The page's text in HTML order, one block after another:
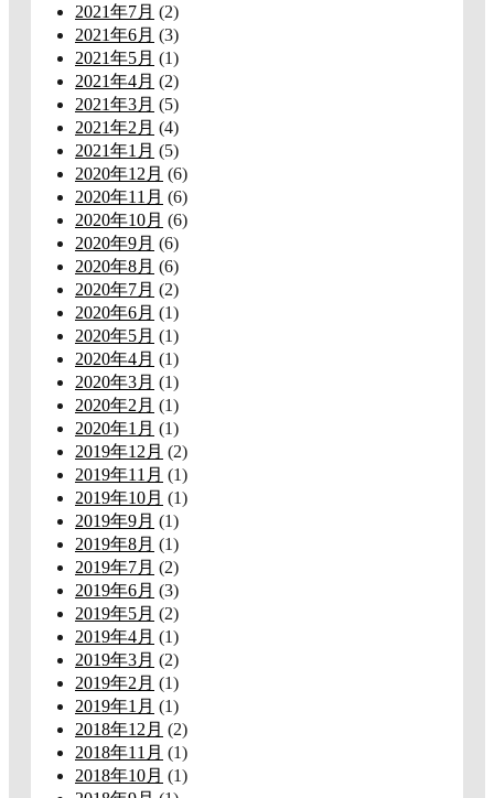
2021年7月 (2)
2021年6月 (3)
2021年5月 (1)
2021年4月 (2)
2021年3月 (5)
2021年2月 (4)
2021年1月 (5)
2020年12月 (6)
2020年11月 (6)
2020年10月 (6)
2020年9月 (6)
2020年8月 (6)
2020年7月 (2)
2020年6月 (1)
2020年5月 (1)
2020年4月 (1)
2020年3月 (1)
2020年2月 (1)
2020年1月 (1)
2019年12月 (2)
2019年11月 (1)
2019年10月 (1)
2019年9月 (1)
2019年8月 (1)
2019年7月 (2)
2019年6月 (3)
2019年5月 (2)
2019年4月 (1)
2019年3月 (2)
2019年2月 (1)
2019年1月 (1)
2018年12月 (2)
2018年11月 (1)
2018年10月 (1)